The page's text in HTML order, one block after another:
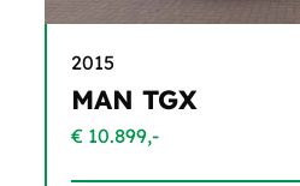
2015
MAN TGX
€ 10.899,-